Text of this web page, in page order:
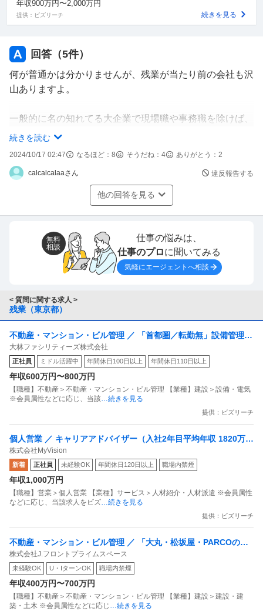
年収900万円〜2,000万円
提供：ビズリーチ 続きを見る
回答（5件）
何が普通かは分かりませんが、残業が当たり前の会社も沢
山ありますよ。
一般的に名の知れてる大企業で現場職や事務職を除けば、
ほとんどの企業が日常的にあると思いますよ。残業がない
普通に考えれば、多く仕事する分、経験や知識が蓄積する
為、成長します。また、時間で解決できない事に対してブ
よって、若手ほど残業の効果は大きくなります。転職、出
世、昇給に興味ないなら、残業しなくてもいいけどね。
続きを読む
2024/10/17 02:47 なるほど： 8 そうだね： 4 ありがとう： 2
calcalcalaaさん 違反報告する
他の回答を見る
無料
相談
仕事の悩みは、
仕事のプロに聞いてみる
気軽にエージェントへ相談
< 質問に関する求人 >
残業（東京都）
不動産・マンション・ビル管理 ／ 「首都圏／転勤無」設備管理／
所長候補／年収640万～／定年65歳／年間休日126日／福利厚生充
実／プライム上場大林組G
大林ファシリティーズ株式会社
正社員 ミドル活躍中 年間休日100日以上 年間休日110日以上
年収600万円〜800万円
【職種】不動産＞不動産・マンション・ビル管理 【業種】建設＞設備・電気
※会員属性などに応じ、当該…続きを見る
提供：ビズリーチ
個人営業 ／ キャリアアドバイザー（入社2年目平均年収 1820万円
／未経験歓迎）
株式会社MyVision
新着 正社員 未経験OK 年間休日120日以上 職場内禁煙
年収1,000万円
【職種】営業＞個人営業 【業種】サービス＞人材紹介・人材派遣 ※会員属性
などに応じ、当該求人をビズ…続きを見る
提供：ビズリーチ
不動産・マンション・ビル管理 ／ 「大丸・松坂屋・PARCOの設
備管理」でワンランク上の活躍！充実の高待遇で理想のキャリア
を築きませんか？
株式会社J.フロントプライムスペース
未経験OK U・IターンOK 職場内禁煙
年収400万円〜700万円
【職種】不動産＞不動産・マンション・ビル管理 【業種】建設＞建設・建
築・土木 ※会員属性などに応じ …続きを見る